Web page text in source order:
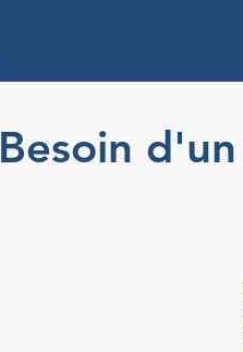
Besoin